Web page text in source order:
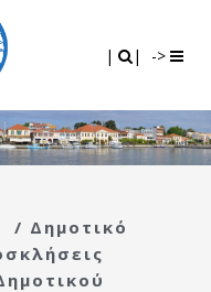
| | ->
/ Δημοτικό